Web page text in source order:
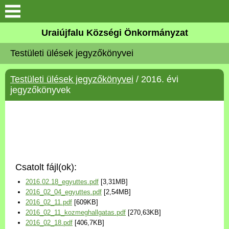
Köszöntő
Elérhetőségek
Uraiújfalu
Választási információk
Versenyképes Járások
Program
Uraiújfalu Községi Önkormányzat
Testületi ülések jegyzőkönyvei
Testületi ülések jegyzőkönyvei / 2016. évi
jegyzőkönyvek
Csatolt fájl(ok):
2016.02.18_egyuttes.pdf [3,31MB]
2016_02_04_egyuttes.pdf [2,54MB]
2016_02_11.pdf [609KB]
2016_02_11_kozmeghallgatas.pdf [270,63KB]
2016_02_18.pdf [406,7KB]